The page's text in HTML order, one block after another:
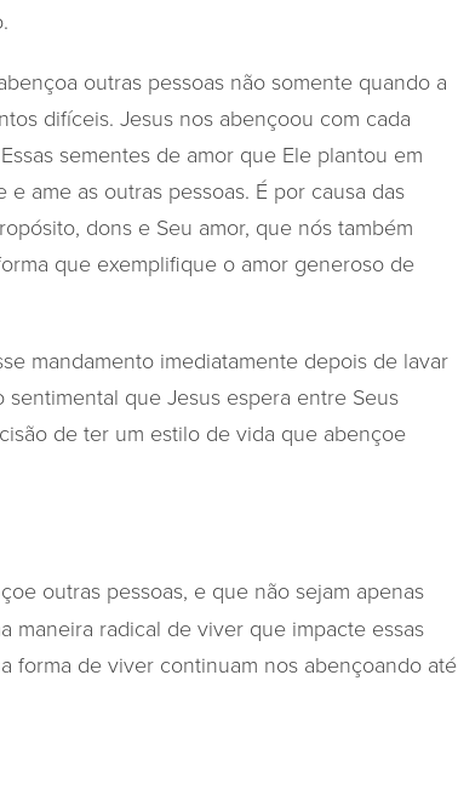
outras pessoas não somente quando a
difíceis. Jesus nos abençoou com cada
sementes de amor que Ele plantou em
ame as outras pessoas. É por causa das
dons e Seu amor, que nós também
que exemplifique o amor generoso de
mandamento imediatamente depois de lavar
que Jesus espera entre Seus
de ter um estilo de vida que abençoe
outras pessoas, e que não sejam apenas
maneira radical de viver que impacte essas
forma de viver continuam nos abençoando até